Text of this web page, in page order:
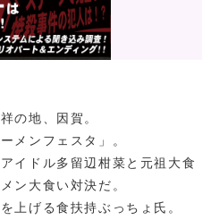
の地、因賀。
メンフェスタ」。
イドル多留辺柑菜と元祖大食
ン大食い対決だ。
上げる食扶持ぶっちょ氏。